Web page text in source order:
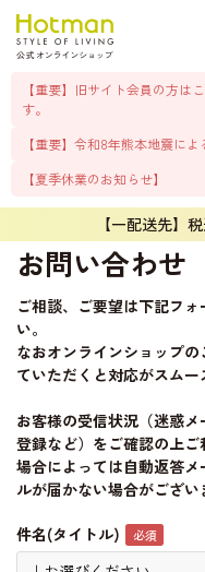
【重要】旧サイト会員の方は
す。
【重要】令和8年熊本地震に
【夏季休業のお知らせ】
【一配送先】
お問い合わせ
ご相談、ご要望は下記フ
い。
なおオンラインショップ
ていただくと対応がスムー
お客様の受信状況（迷惑
登録など）をご確認の上ご
場合によっては自動返答
ルが届かない場合がござい
件名(タイトル)